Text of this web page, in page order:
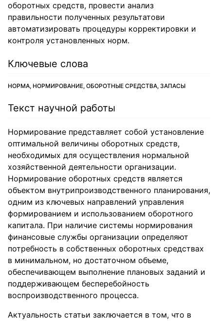
оборотных средств, провести анализ
правильности полученных результатови
автоматизировать процедуры корректировки и
контроля установленных норм.
Ключевые слова
НОРМА, НОРМИРОВАНИЕ, ОБОРОТНЫЕ СРЕДСТВА, ЗАПАСЫ
Текст научной работы
Нормирование представляет собой установление
оптимальной величины оборотных средств,
необходимых для осуществления нормальной
хозяйственной деятельности организации.
Нормирование оборотных средств является
объектом внутрипроизводственного планирования,
одним из ключевых направлений управления
формированием и использованием оборотного
капитала. При наличие системы нормирования
финансовые службы организации определяют
потребность в собственных оборотных средствах
в минимальном, но достаточном объеме,
обеспечивающем выполнение плановых заданий и
поддерживающем бесперебойность
воспроизводственного процесса.
Актуальность статьи заключается в том, что в